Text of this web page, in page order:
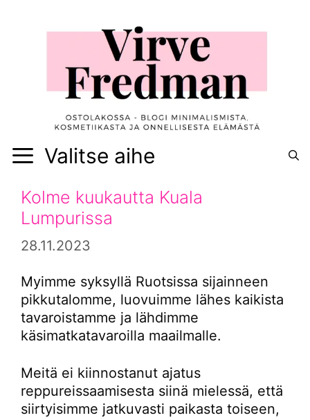
Valitse aihe
Kolme kuukautta Kuala
Lumpurissa
28.11.2023
Myimme syksyllä Ruotsissa sijainneen
pikkutalomme, luovuimme lähes kaikista
tavaroistamme ja lähdimme
käsimatkatavaroilla maailmalle.
Meitä ei kiinnostanut ajatus
reppureissaamisesta siinä mielessä, että
siirtyisimme jatkuvasti paikasta toiseen,